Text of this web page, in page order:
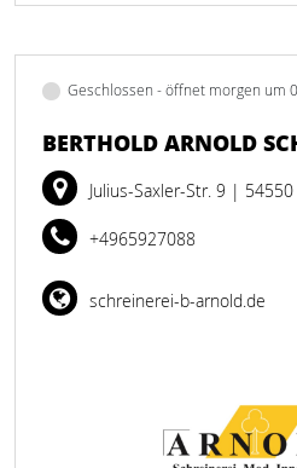
Geschlossen - öffnet morgen um
BERTHOLD ARNOLD
Julius-Saxler-Str. 9 | 54550
+4965927088
schreinerei-b-arnold.de